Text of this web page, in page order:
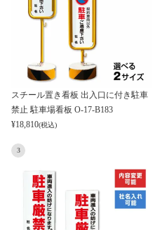
スチール置き看板 出入口に付き駐車
禁止 駐車場看板 O-17-B183
¥18,810(税込)
3